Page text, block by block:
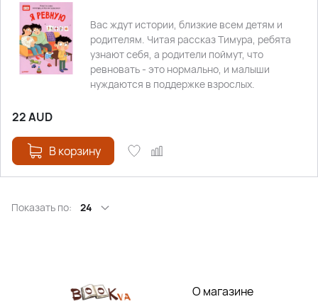
Вас ждут истории, близкие всем детям и
родителям. Читая рассказ Тимура, ребята
узнают себя, а родители поймут, что
ревновать - это нормально, и малыши
нуждаются в поддержке взрослых.
22AUD
В корзину
Показать по: 24
О магазине